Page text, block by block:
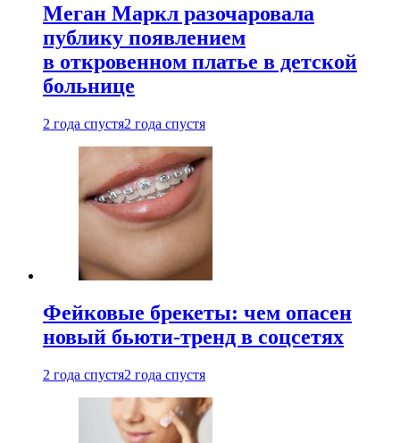
Меган Маркл разочаровала
публику появлением
в откровенном платье в детской
больнице
2 года спустя2 года спустя
Фейковые брекеты: чем опасен
новый бьюти-тренд в соцсетях
2 года спустя2 года спустя